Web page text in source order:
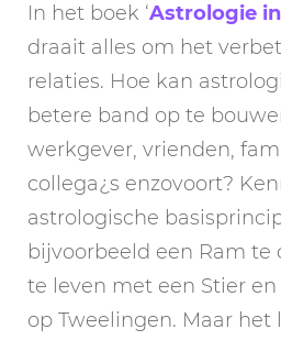
In het boek ‘Astrologie
draait alles om het
relaties. Hoe kan
betere band op te
werkgever, vrienden,
collega¿s enzovoort?
astrologische
bijvoorbeeld een Ram te
te leven met een Stier
op Tweelingen. Maar het